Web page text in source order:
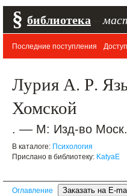
§ библиотека
Последние поступления
Лурия А. Р.
Хомской
. –– М: Изд-во
В каталоге: Психология
Прислано в библиотеку: KatyaE
Оглавление